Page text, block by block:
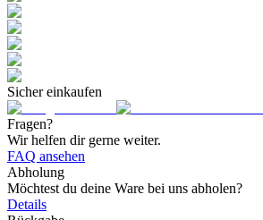
Sicher einkaufen
Fragen?
Wir helfen dir gerne weiter.
FAQ ansehen
Abholung
Möchtest du deine Ware bei uns abholen?
Details